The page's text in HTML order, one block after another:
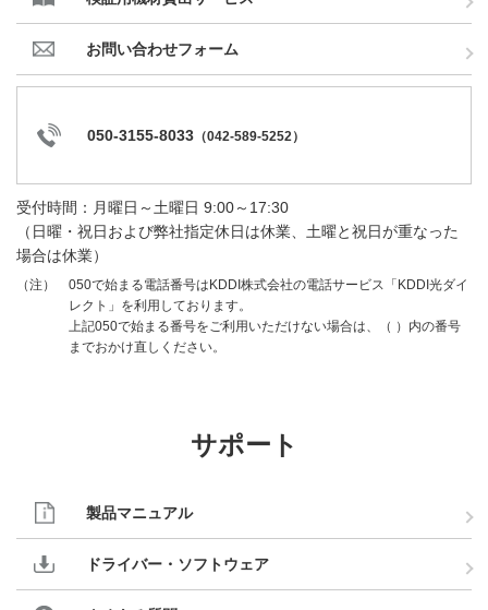
お問い合わせフォーム
050-3155-8033 （042-589-5252 ）
受付時間：月曜日～土曜日 9:00～17:30
（日曜・祝日および弊社指定休日は休業、土曜と祝日が重なった
場合は休業）
（注）
050で始まる電話番号はKDDI株式会社の電話サービス「KDDI光ダイ
レクト」を利用しております。
上記050で始まる番号をご利用いただけない場合は、（ ）内の番号
までおかけ直しください。
サポート
製品マニュアル
ドライバー・ソフトウェア